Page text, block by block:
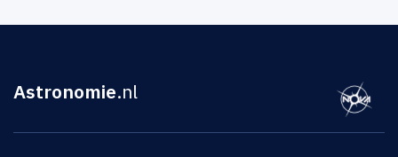
Astronomie.nl